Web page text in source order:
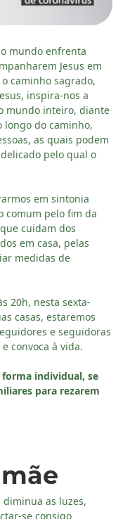
mundo enfrenta
Jesus em
caminho sagrado,
inspira-nos a
mundo inteiro, diante
longo do caminho,
as quais podem
pelo qual o
em sintonia
comum pelo fim da
cuidam dos
em casa, pelas
medidas de
20h, nesta sexta-
casas, estaremos
e seguidoras
convoca à vida.
individual, se
para rezarem
diminua as luzes,
se consigo